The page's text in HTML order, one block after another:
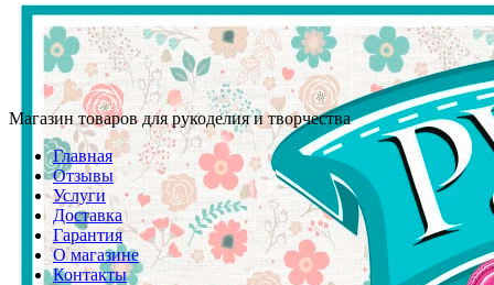
Магазин товаров для рукоделия и творчества
Главная
Отзывы
Услуги
Доставка
Гарантия
О магазине
Контакты